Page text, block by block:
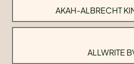
AKAH-ALBRECHT
ALLWRITE